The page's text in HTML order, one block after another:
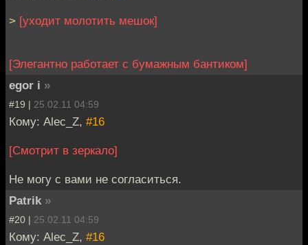
> [уходит молотить мешок]
[Элегантно работает с бумажным бантиком]
egor i »
#19 | 25.02.11 04:59
Кому: Alec_Z, #16
[Cмотрит в зеркало]
Не могу с вами не согласиться.
Patrik »
#20 | 25.02.11 04:59
Кому: Alec_Z, #16